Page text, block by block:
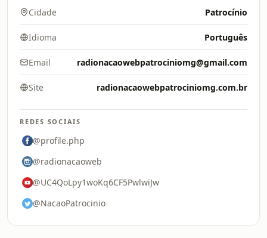
Cidade Patrocínio
Idioma Português
Email radionacaowebpatrociniomg@gmail.com
Site radionacaowebpatrociniomg.com.br
REDES SOCIAIS
@profile.php
@radionacaoweb
@UC4QoLpy1woKq6CF5PwlwiJw
@NacaoPatrocinio